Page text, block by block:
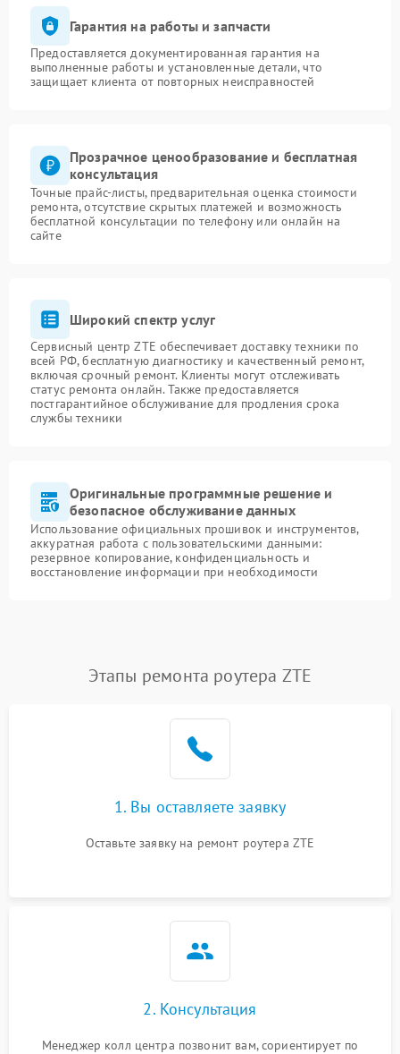
Гарантия на работы и запчасти
Предоставляется документированная гарантия на
выполненные работы и установленные детали, что
защищает клиента от повторных неисправностей
Прозрачное ценообразование и бесплатная
консультация
Точные прайс-листы, предварительная оценка стоимости
ремонта, отсутствие скрытых платежей и возможность
бесплатной консультации по телефону или онлайн на
сайте
Широкий спектр услуг
Сервисный центр ZTE обеспечивает доставку техники по
всей РФ, бесплатную диагностику и качественный ремонт,
включая срочный ремонт. Клиенты могут отслеживать
статус ремонта онлайн. Также предоставляется
постгарантийное обслуживание для продления срока
службы техники
Оригинальные программные решение и
безопасное обслуживание данных
Использование официальных прошивок и инструментов,
аккуратная работа с пользовательскими данными:
резервное копирование, конфиденциальность и
восстановление информации при необходимости
Этапы ремонта роутера ZTE
1. Вы оставляете заявку
Оставьте заявку на ремонт роутера ZTE
2. Консультация
Менеджер колл центра позвонит вам, сориентирует по